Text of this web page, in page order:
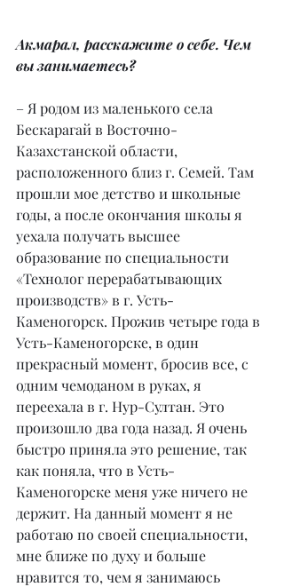
Акмарал, расскажите о себе. Чем
вы занимаетесь?
– Я родом из маленького села
Бескарагай в Восточно-
Казахстанской области,
расположенного близ г. Семей. Там
прошли мое детство и школьные
годы, а после окончания школы я
уехала получать высшее
образование по специальности
«Технолог перерабатывающих
производств» в г. Усть-
Каменогорск. Прожив четыре года в
Усть-Каменогорске, в один
прекрасный момент, бросив все, с
одним чемоданом в руках, я
переехала в г. Нур-Султан. Это
произошло два года назад. Я очень
быстро приняла это решение, так
как поняла, что в Усть-
Каменогорске меня уже ничего не
держит. На данный момент я не
работаю по своей специальности,
мне ближе по духу и больше
нравится то, чем я занимаюсь